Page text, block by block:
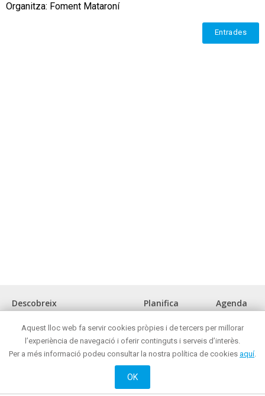
Organitza: Foment Mataroní
Entrades
Descobreix
Museus i espais d'interès cultural
Front marítim
Reunions i congressos
Oci actiu i cultural
Planifica
Oficina de turisme
On menjar?
On comprar ?
Mataró de nit
Agenda
Aquest lloc web fa servir cookies pròpies i de tercers per millorar
l’experiència de navegació i oferir continguts i serveis d’interès.
Per a més informació podeu consultar la nostra política de cookies aquí.
OK